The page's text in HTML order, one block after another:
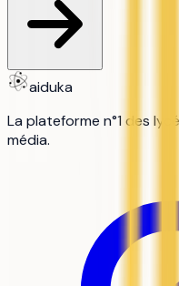
aiduka
La plateforme n°1 des
média.